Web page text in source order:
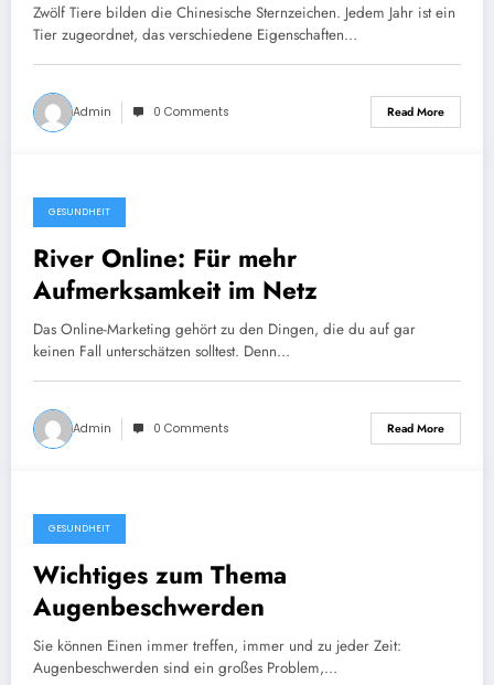
Zwölf Tiere bilden die Chinesische Sternzeichen. Jedem Jahr ist ein
Tier zugeordnet, das verschiedene Eigenschaften…
Admin 0 Comments Read More
GESUNDHEIT
River Online: Für mehr
Aufmerksamkeit im Netz
Das Online-Marketing gehört zu den Dingen, die du auf gar
keinen Fall unterschätzen solltest. Denn…
Admin 0 Comments Read More
GESUNDHEIT
Wichtiges zum Thema
Augenbeschwerden
Sie können Einen immer treffen, immer und zu jeder Zeit:
Augenbeschwerden sind ein großes Problem,…